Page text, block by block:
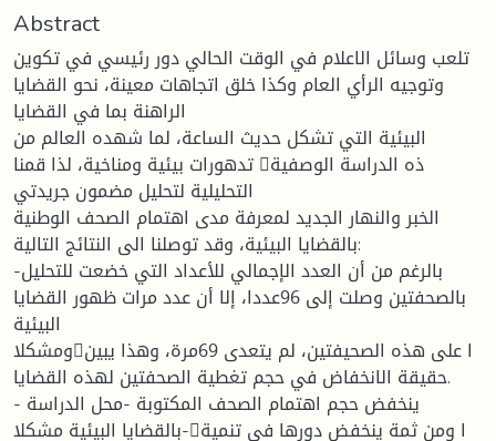
Abstract
تلعب وسائل الاعلام في الوقت الحالي دور رئيسي في تكوين
وتوجيه الرأي العام وكذا خلق اتجاهات معينة، نحو القضايا
الراهنة بما في القضايا
البيئية التي تشكل حديث الساعة، لما شهده العالم من
تدهورات بيئية ومناخية، لذا قمنا ذه الدراسة الوصفية
التحليلية لتحليل مضمون جريدتي
الخبر والنهار الجديد لمعرفة مدى اهتمام الصحف الوطنية
بالقضايا البيئية، وقد توصلنا الى النتائج التالية:
-بالرغم من أن العدد الإجمالي للأعداد التي خضعت للتحليل
بالصحفتين وصلت إلى 96عددا، إلا أن عدد مرات ظهور القضايا
البيئية
ومشكلاا على هذه الصحيفتين، لم يتعدى 69مرة، وهذا يبين
حقيقة الانخفاض في حجم تغطية الصحفتين لهذه القضايا.
- ينخفض حجم اهتمام الصحف المكتوبة -محل الدراسة
-بالقضايا البيئية مشكلاا ومن ثمة ينخفض دورها في تنمية